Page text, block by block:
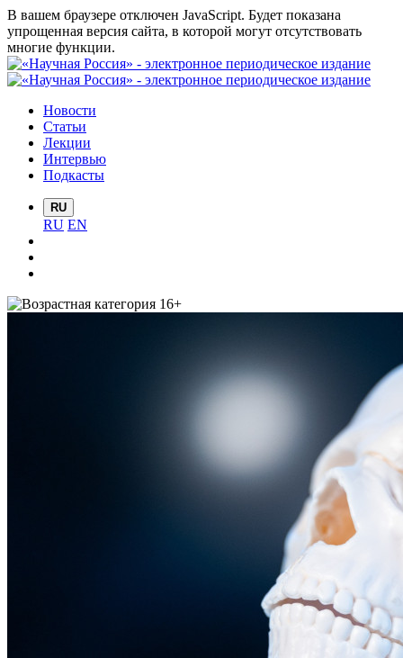
В вашем браузере отключен JavaScript. Будет показана
упрощенная версия сайта, в которой могут отсутствовать
многие функции.
Новости
Статьи
Лекции
Интервью
Подкасты
RU
RU EN